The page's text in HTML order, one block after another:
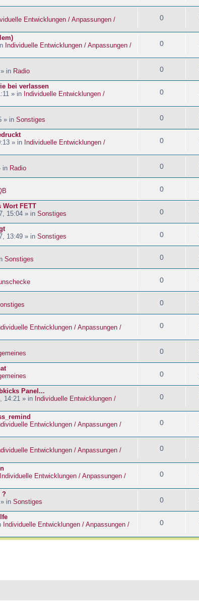
Entwicklungen / Anpassungen /
0
Individuelle Entwicklungen / Anpassungen /
0
in Radio 0
bei verlassen
» in Individuelle Entwicklungen /
0
» in Sonstiges 0
» in Individuelle Entwicklungen /
0
in Radio 0
0
Wort FETT
15:04 » in Sonstiges 0
13:49 » in Sonstiges 0
Sonstiges 0
0
0
Entwicklungen / Anpassungen /
0
0
0
Panel...
14:21 » in Individuelle Entwicklungen /
0
Entwicklungen / Anpassungen /
0
Entwicklungen / Anpassungen /
0
Individuelle Entwicklungen / Anpassungen /
0
?
in Sonstiges 0
Individuelle Entwicklungen / Anpassungen /
0